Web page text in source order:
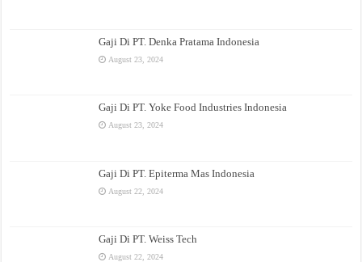
Gaji Di PT. Denka Pratama Indonesia
August 23, 2024
Gaji Di PT. Yoke Food Industries Indonesia
August 23, 2024
Gaji Di PT. Epiterma Mas Indonesia
August 22, 2024
Gaji Di PT. Weiss Tech
August 22, 2024